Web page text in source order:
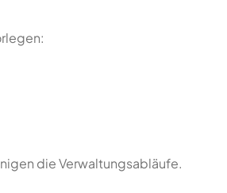
die Verwaltungsabläufe.